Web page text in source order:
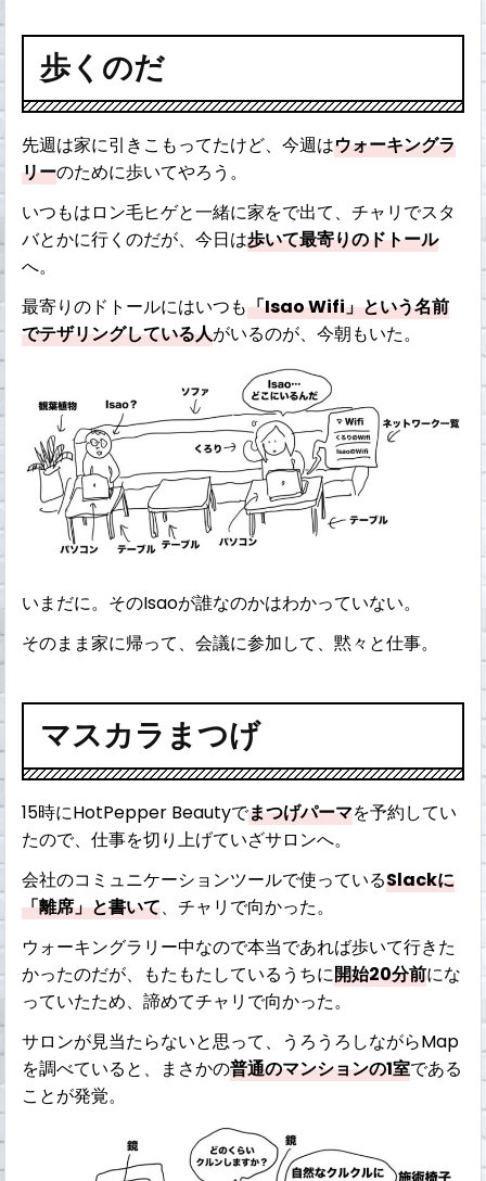
歩くのだ
先週は家に引きこもってたけど、今週はウォーキングラ
リーのために歩いてやろう。
いつもはロン毛ヒゲと一緒に家をで出て、チャリでスタ
バとかに行くのだが、今日は歩いて最寄りのドトール
へ。
最寄りのドトールにはいつも「Isao Wifi」という名前
でテザリングしている人がいるのが、今朝もいた。
いまだに。そのIsaoが誰なのかはわかっていない。
そのまま家に帰って、会議に参加して、黙々と仕事。
マスカラまつげ
15時にHotPepper Beautyでまつげパーマを予約してい
たので、仕事を切り上げていざサロンへ。
会社のコミュニケーションツールで使っているSlackに
「離席」と書いて、チャリで向かった。
ウォーキングラリー中なので本当であれば歩いて行きた
かったのだが、もたもたしているうちに開始20分前にな
っていたため、諦めてチャリで向かった。
サロンが見当たらないと思って、うろうろしながらMap
を調べていると、まさかの普通のマンションの1室である
ことが発覚。